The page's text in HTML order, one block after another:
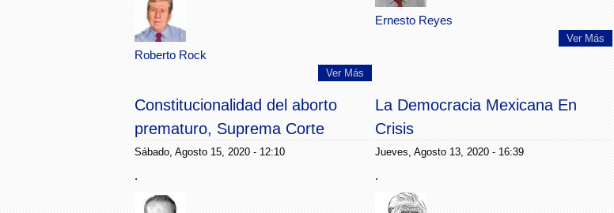
Roberto Rock
Ver Más
Ernesto Reyes
Ver Más
Constitucionalidad del aborto
prematuro, Suprema Corte
Sábado, Agosto 15, 2020 - 12:10
.
La Democracia Mexicana En
Crisis
Jueves, Agosto 13, 2020 - 16:39
.